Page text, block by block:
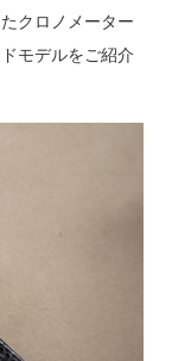
クロノメーター
モデルをご紹介